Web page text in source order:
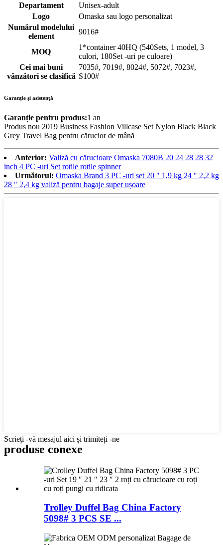
Departament
Unisex-adult
Logo
Omaska ​​sau logo personalizat
Numărul modelului
element
9016#
MOQ
1*container 40HQ (540Sets, 1 model, 3
culori, 180Set -uri pe culoare)
Cei mai buni
vânzători se clasifică
7035#, 7019#, 8024#, 5072#, 7023#,
S100#
Garanție și asistență
Garanție pentru produs:1 an
Produs nou 2019 Business Fashion Villcase Set Nylon Black Black
Grey Travel Bag pentru cărucior de mână
Anterior: Valiză cu cărucioare Omaska ​​7080B 20 24 28 28 32
inch 4 PC -uri Set rotile rotile spinner
Următorul: Omaska ​​Brand 3 PC -uri set 20 ″ 1,9 kg 24 ″ 2,2 kg
28 ″ 2,4 kg valiză pentru bagaje super ușoare
Scrieți -vă mesajul aici și trimiteți -ne
produse conexe
Trolley Duffel Bag China Factory
5098# 3 PCS SE ...